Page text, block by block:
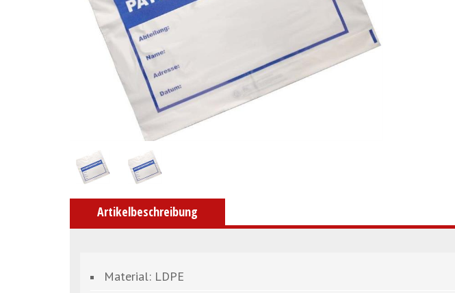
Artikelbeschreibung
Material: LDPE